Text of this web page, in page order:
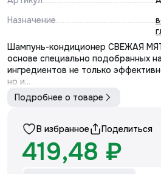
Назначение
Шампунь-кондиционер СВЕЖАЯ
основе специально подобранных
ингредиентов не только
но и...
Подробнее о товаре
В избранное Поделиться
419,48 ₽